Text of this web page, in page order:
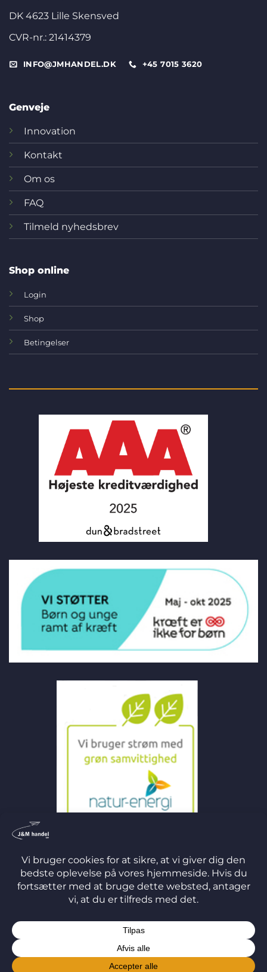
DK 4623 Lille Skensved
CVR-nr.: 21414379
INFO@JMHANDEL.DK +45 7015 3620
Genveje
Innovation
Kontakt
Om os
FAQ
Tilmeld nyhedsbrev
Shop online
Login
Shop
Betingelser
©
2026 J&M Handel ApS